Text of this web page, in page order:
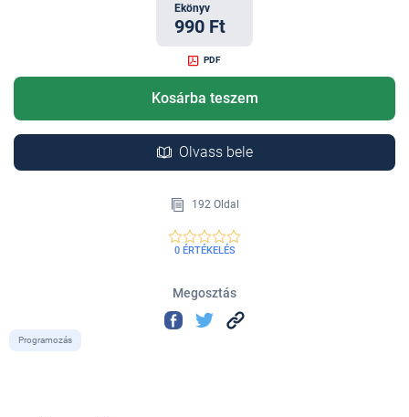
Ekönyv
990 Ft
PDF
Kosárba teszem
Olvass bele
192 Oldal
0 ÉRTÉKELÉS
Megosztás
Programozás